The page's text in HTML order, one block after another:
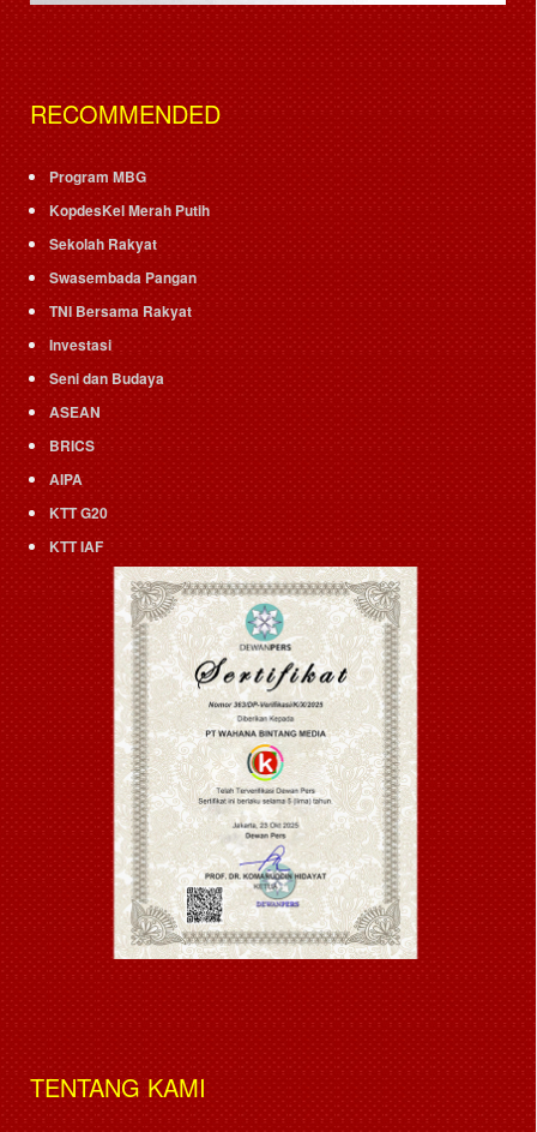
RECOMMENDED
Program MBG
KopdesKel Merah Putih
Sekolah Rakyat
Swasembada Pangan
TNI Bersama Rakyat
Investasi
Seni dan Budaya
ASEAN
BRICS
AIPA
KTT G20
KTT IAF
TENTANG KAMI